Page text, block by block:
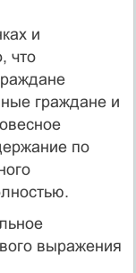
и
что
граждане и
по
выражения